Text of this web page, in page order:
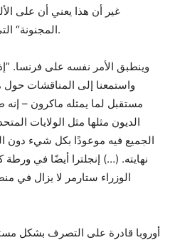
غير أن هذا يعني أن على
المجنونة“ التي اتبعوها في السنوات الأخيرة.
وينطبق الأمر نفسه على فرنسا.
واستمعنا إلى المناقشات حول
مستقبل لما يمثله ماكرون –
الديون مثلها مثل الولايات
الجميع فيه موعودًا بكل شيء دون
نهايته. (…) إنجلترا أيضًا في
الوزراء ستارمر لا يزال في
أوروبا قادرة على التصرف بشكل